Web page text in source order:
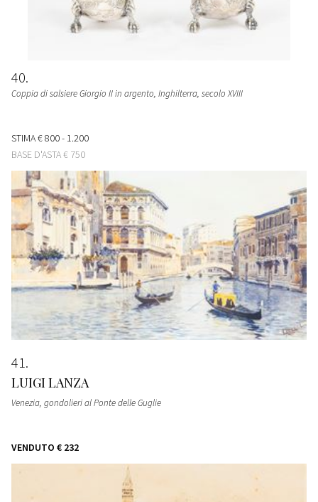
40
Coppia di salsiere Giorgio II in argento, Inghilterra, secolo XVIII
STIMA€ 800 - 1.200
BASE D'ASTA€ 750
41
LUIGI LANZA
Venezia, gondolieri al Ponte delle Guglie
VENDUTO € 232